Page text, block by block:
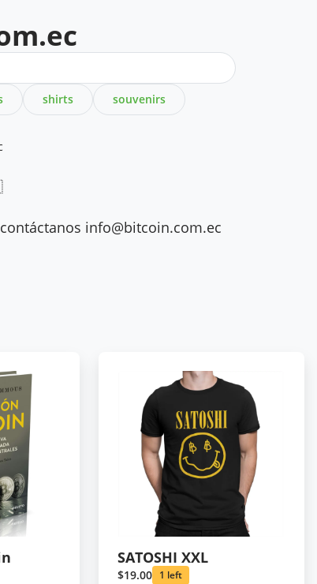
shirts souvenirs
info@bitcoin.com.ec
SATOSHI XXL
$19.00 1 left